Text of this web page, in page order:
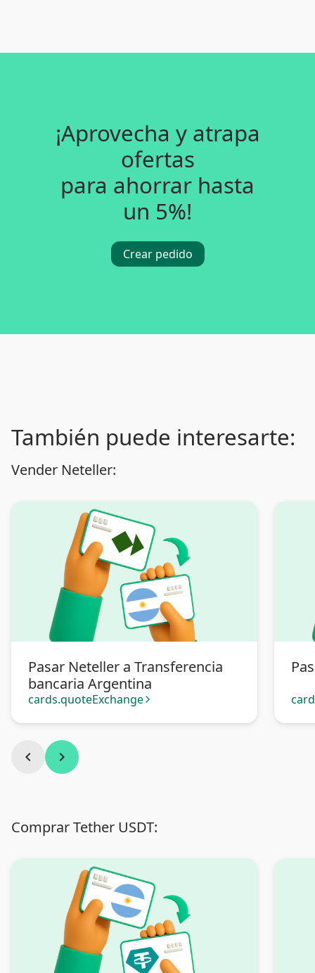
¡Aprovecha y atrapa
ofertas
para ahorrar hasta
un 5%!
Crear pedido
También puede interesarte:
Vender Neteller:
Pasar Neteller a Transferencia
bancaria Argentina
cards.quoteExchange arrow_forward_ios
chevron_left chevron_right
Comprar Tether USDT: